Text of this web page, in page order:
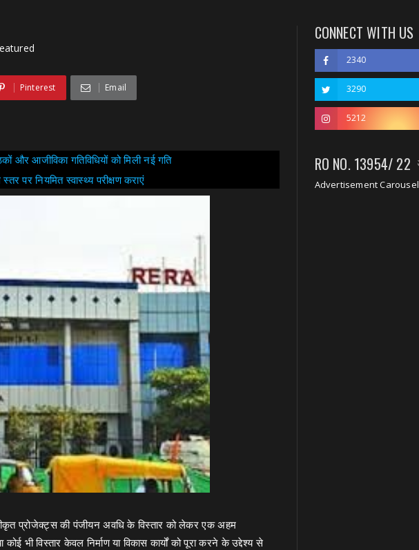
Pinterest Email
और आजीविका गतिविधियों को मिली नई गति
पर नियमित स्वास्थ्य परीक्षण कराएं
प्रोजेक्ट्स की पंजीयन अवधि के विस्तार को लेकर एक अहम
भी विस्तार केवल निर्माण या विकास कार्यों को पूरा करने के उद्देश्य से
CONNECT WITH US
2340
3290
5212
RO NO. 13954/ 22
Advertisement Carousel